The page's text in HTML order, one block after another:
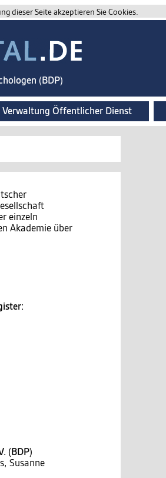
dieser Seite akzeptieren Sie Cookies.
(BDP)
Öffentlicher Dienst
einzeln
Akademie über
(BDP)
Susanne